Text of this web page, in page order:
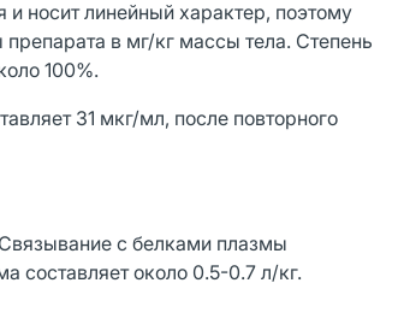
носит линейный характер, поэтому
в мг/кг массы тела. Степень
100%.
31 мкг/мл, после повторного
с белками плазмы
составляет около 0.5-0.7 л/кг.